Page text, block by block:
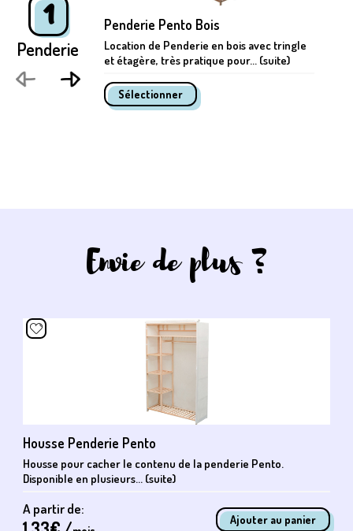
1
Penderie
Penderie Pento Bois
Location de Penderie en bois avec tringle
et étagère, très pratique pour... (suite)
Envie de plus ?
Housse Penderie Pento
Housse pour cacher le contenu de la penderie Pento.
Disponible en plusieurs... (suite)
A partir de: